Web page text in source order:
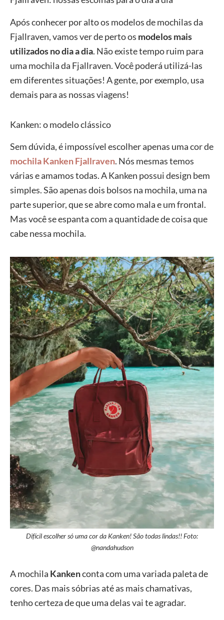
Após conhecer por alto os modelos de mochilas da
Fjallraven, vamos ver de perto os modelos mais
utilizados no dia a dia. Não existe tempo ruim para
uma mochila da Fjallraven. Você poderá utilizá-las
em diferentes situações! A gente, por exemplo, usa
demais para as nossas viagens!
Kanken: o modelo clássico
Sem dúvida, é impossível escolher apenas uma cor de
mochila Kanken Fjallraven. Nós mesmas temos
várias e amamos todas. A Kanken possui design bem
simples. São apenas dois bolsos na mochila, uma na
parte superior, que se abre como mala e um frontal.
Mas você se espanta com a quantidade de coisa que
cabe nessa mochila.
Difícil escolher só uma cor da Kanken! São todas lindas!! Foto:
@nandahudson
A mochila Kankenconta com uma variada paleta de
cores. Das mais sóbrias até as mais chamativas,
tenho certeza de que uma delas vai te agradar.